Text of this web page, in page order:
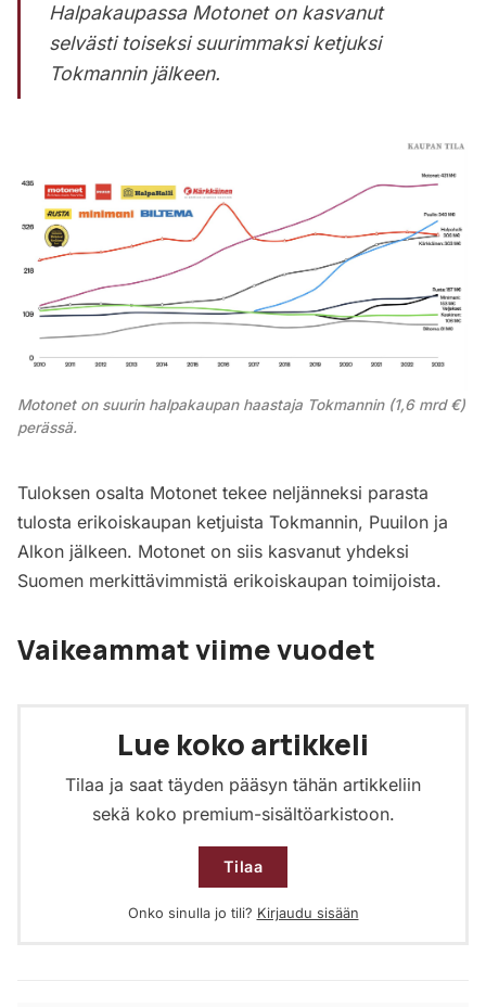
Halpakaupassa Motonet on kasvanut
selvästi toiseksi suurimmaksi ketjuksi
Tokmannin jälkeen.
Motonet on suurin halpakaupan haastaja Tokmannin (1,6 mrd €)
perässä.
Tuloksen osalta Motonet tekee neljänneksi parasta
tulosta erikoiskaupan ketjuista Tokmannin, Puuilon ja
Alkon jälkeen. Motonet on siis kasvanut yhdeksi
Suomen merkittävimmistä erikoiskaupan toimijoista.
Vaikeammat viime vuodet
Lue koko artikkeli
Tilaa ja saat täyden pääsyn tähän artikkeliin
sekä koko premium-sisältöarkistoon.
Tilaa
Onko sinulla jo tili? Kirjaudu sisään